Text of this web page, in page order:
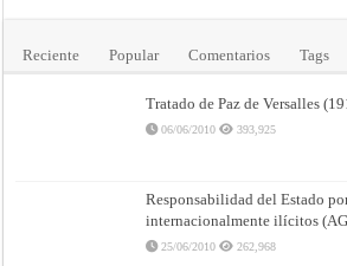
Reciente Popular Comentarios Tags
Tratado de Paz de Versalles
06/06/2010 393,925
Responsabilidad del Estado
internacionalmente ilícitos
25/06/2010 262,968